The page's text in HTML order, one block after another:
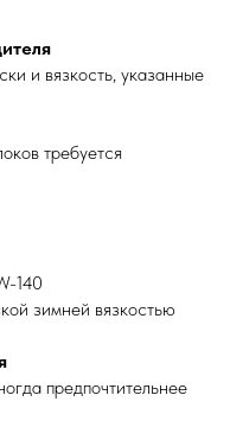
и вязкость, указанные
требуется
140
зимней вязкостью
предпочтительнее